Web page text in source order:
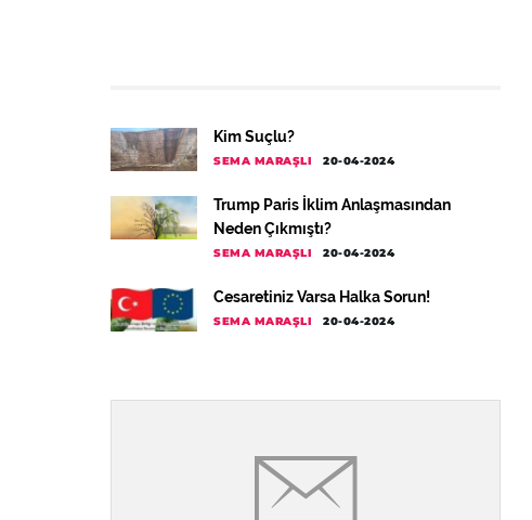
Kim Suçlu?
SEMA MARAŞLI 20-04-2024
Trump Paris İklim Anlaşmasından
Neden Çıkmıştı?
SEMA MARAŞLI 20-04-2024
Cesaretiniz Varsa Halka Sorun!
SEMA MARAŞLI 20-04-2024